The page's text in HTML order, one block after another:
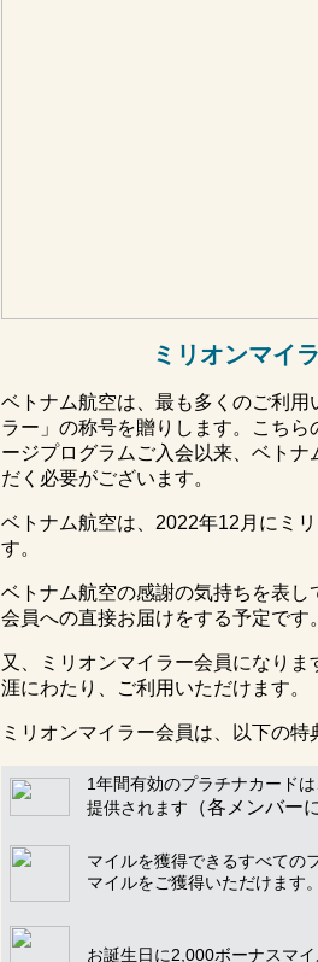
ミリオンマイ
ベトナム航空は、最も多くのご利
ラー」の称号を贈りします。こち
ージプログラムご入会以来、ベト
だく必要がございます。
ベトナム航空は、2022年12月にミ
す。
ベトナム航空の感謝の気持ちを表
会員への直接お届けをする予定です
又、ミリオンマイラー会員になり
涯にわたり、ご利用いただけます。
ミリオンマイラー会員は、以下の
1年間有効のプラチナカード
提供されます （各メンバー
マイルを獲得できるすべての
マイルをご獲得いただけます
お誕生日に2,000ボーナスマ